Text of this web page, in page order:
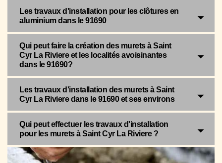
Les travaux d'installation pour les clôtures en
aluminium dans le 91690
Qui peut faire la création des murets à Saint
Cyr La Riviere et les localités avoisinantes
dans le 91690?
Les travaux d'installation des murets à Saint
Cyr La Riviere dans le 91690 et ses environs
Qui peut effectuer les travaux d'installation
pour les murets à Saint Cyr La Riviere ?